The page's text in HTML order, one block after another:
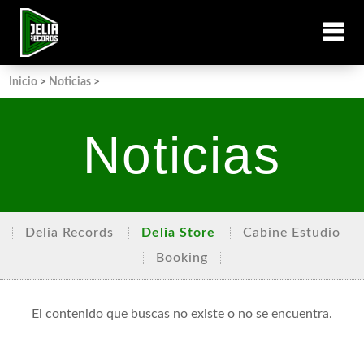
Inicio > Noticias >
Noticias
Delia Records Delia Store
Cabine Estudio
Booking
El contenido que buscas no existe o no se encuentra.